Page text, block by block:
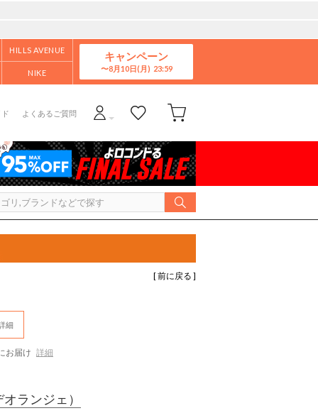
HILLS AVENUE
NIKE
キャンペーン
8月10日(月)
よくあるご質問
[ 前に戻る ]
細
お届け 詳細
オランジェ）